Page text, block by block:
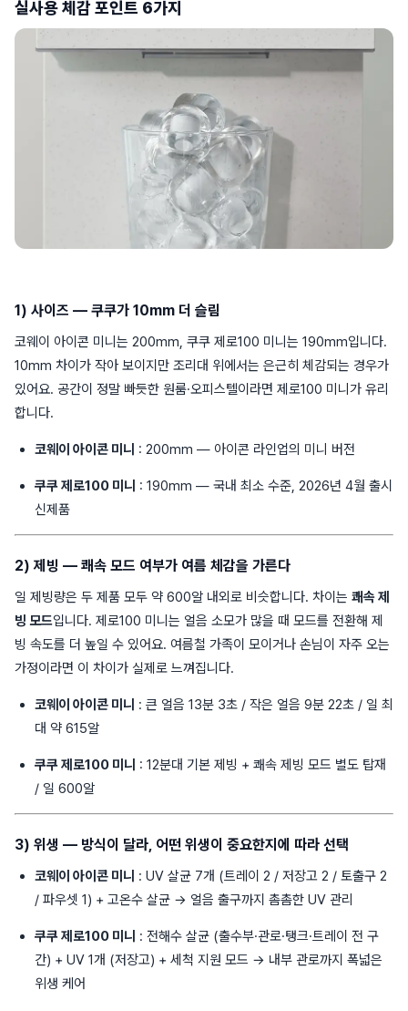
실사용 체감 포인트 6가지
1) 사이즈 — 쿠쿠가 10mm 더 슬림
코웨이 아이콘 미니는 200mm, 쿠쿠 제로100 미니는 190mm입니다.
10mm 차이가 작아 보이지만 조리대 위에서는 은근히 체감되는 경우가
있어요. 공간이 정말 빠듯한 원룸·오피스텔이라면 제로100 미니가 유리
합니다.
코웨이 아이콘 미니 : 200mm — 아이콘 라인업의 미니 버전
쿠쿠 제로100 미니 : 190mm — 국내 최소 수준, 2026년 4월 출시
신제품
2) 제빙 — 쾌속 모드 여부가 여름 체감을 가른다
일 제빙량은 두 제품 모두 약 600알 내외로 비슷합니다. 차이는 쾌속 제
빙 모드입니다. 제로100 미니는 얼음 소모가 많을 때 모드를 전환해 제
빙 속도를 더 높일 수 있어요. 여름철 가족이 모이거나 손님이 자주 오는
가정이라면 이 차이가 실제로 느껴집니다.
코웨이 아이콘 미니 : 큰 얼음 13분 3초 / 작은 얼음 9분 22초 / 일 최
대 약 615알
쿠쿠 제로100 미니 : 12분대 기본 제빙 + 쾌속 제빙 모드 별도 탑재
/ 일 600알
3) 위생 — 방식이 달라, 어떤 위생이 중요한지에 따라 선택
코웨이 아이콘 미니 : UV 살균 7개 (트레이 2 / 저장고 2 / 토출구 2
/ 파우셋 1) + 고온수 살균 → 얼음 출구까지 촘촘한 UV 관리
쿠쿠 제로100 미니 : 전해수 살균 (출수부·관로·탱크·트레이 전 구
간) + UV 1개 (저장고) + 세척 지원 모드 → 내부 관로까지 폭넓은
위생 케어